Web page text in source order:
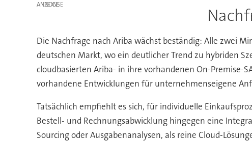
ANZEIGE
Die Nachfrage nach Ariba wächst beständig: Alle zwei
deutschen Markt, wo ein deutlicher Trend zu hybriden
cloudbasierten Ariba- in ihre vorhandenen On-Premise-
vorhandene Entwicklungen für unternehmenseigene
Tatsächlich empfiehlt es sich, für individuelle
Bestell- und Rechnungsabwicklung hingegen eine
Sourcing oder Ausgabenanalysen, als reine Cloud-